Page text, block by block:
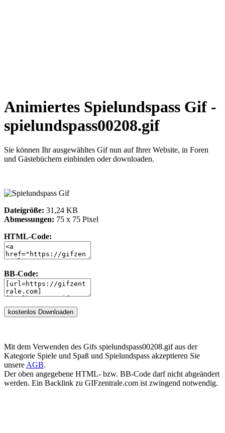
Animiertes Spielundspass Gif -
spielundspass00208.gif
Sie können Ihr ausgewähltes Gif nun auf Ihrer Website, in Foren
und Gästebüchern einbinden oder downloaden.
Dateigröße: 31,24 KB
Abmessungen: 75 x 75 Pixel
HTML-Code:
BB-Code:
Mit dem Verwenden des Gifs spielundspass00208.gif aus der
Kategorie Spiele und Spaß und Spielundspass akzeptieren Sie
unsere AGB.
Der oben angegebene HTML- bzw. BB-Code darf nicht abgeändert
werden. Ein Backlink zu GIFzentrale.com ist zwingend notwendig.